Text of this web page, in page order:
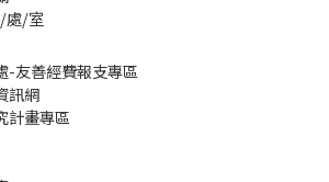
處/室
-友善經費報支專區
訊網
計畫專區